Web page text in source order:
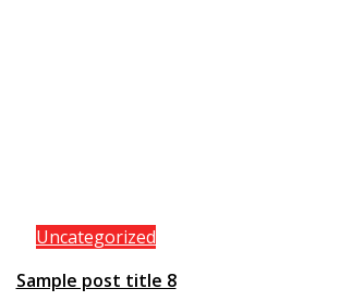
Uncategorized
Sample post title 8